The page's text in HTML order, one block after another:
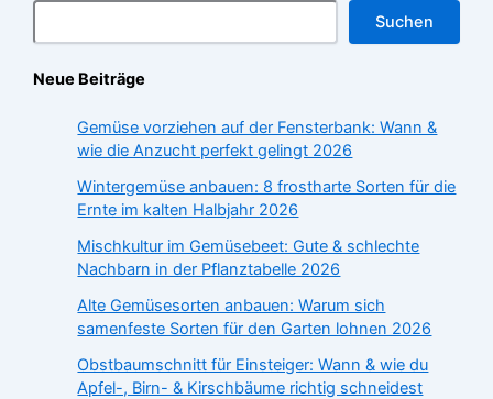
Suchen
Neue Beiträge
Gemüse vorziehen auf der Fensterbank: Wann &
wie die Anzucht perfekt gelingt 2026
Wintergemüse anbauen: 8 frostharte Sorten für die
Ernte im kalten Halbjahr 2026
Mischkultur im Gemüsebeet: Gute & schlechte
Nachbarn in der Pflanztabelle 2026
Alte Gemüsesorten anbauen: Warum sich
samenfeste Sorten für den Garten lohnen 2026
Obstbaumschnitt für Einsteiger: Wann & wie du
Apfel-, Birn- & Kirschbäume richtig schneidest